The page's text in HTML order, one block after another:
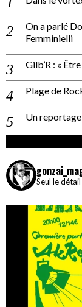
On a parlé
Femminielli
Gilb’R : «
Plage de
Un reportage
Seul le